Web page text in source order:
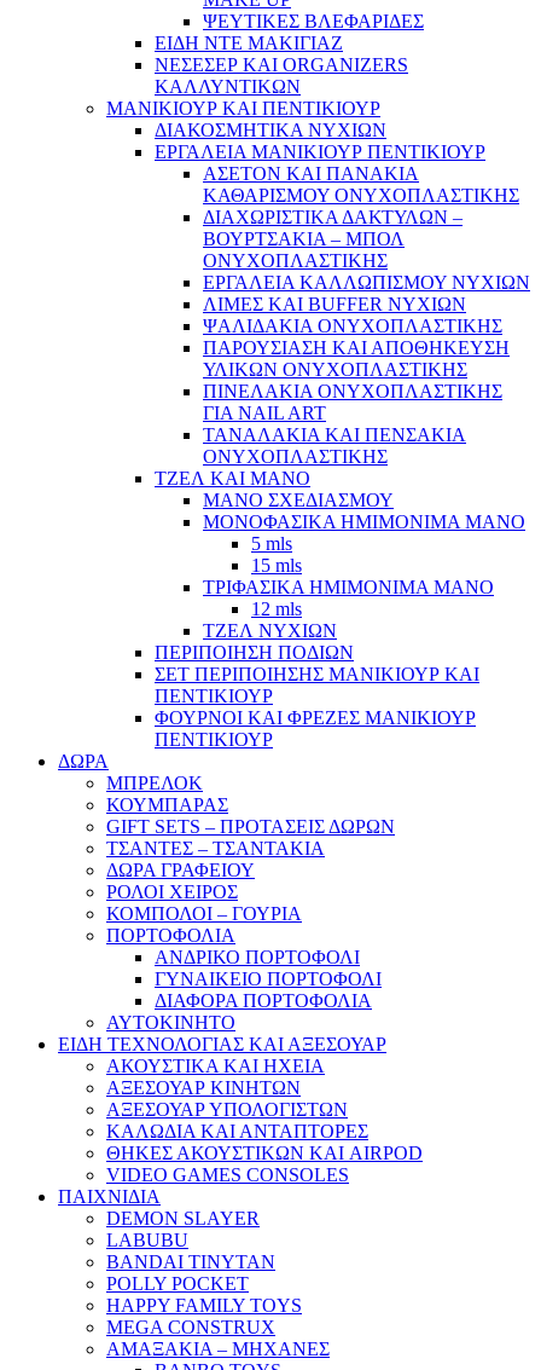
ΨΕΥΤΙΚΕΣ ΒΛΕΦΑΡΙΔΕΣ
ΕΙΔΗ ΝΤΕ ΜΑΚΙΓΙΑΖ
ΝΕΣΕΣΕΡ ΚΑΙ ORGANIZERS
ΚΑΛΛΥΝΤΙΚΩΝ
ΜΑΝΙΚΙΟΥΡ ΚΑΙ ΠΕΝΤΙΚΙΟΥΡ
ΔΙΑΚΟΣΜΗΤΙΚΑ ΝΥΧΙΩΝ
ΕΡΓΑΛΕΙΑ ΜΑΝΙΚΙΟΥΡ ΠΕΝΤΙΚΙΟΥΡ
ΑΣΕΤΟΝ ΚΑΙ ΠΑΝΑΚΙΑ
ΚΑΘΑΡΙΣΜΟΥ ΟΝΥΧΟΠΛΑΣΤΙΚΗΣ
ΔΙΑΧΩΡΙΣΤΙΚΑ ΔΑΚΤΥΛΩΝ –
ΒΟΥΡΤΣΑΚΙΑ – ΜΠΟΛ
ΟΝΥΧΟΠΛΑΣΤΙΚΗΣ
ΕΡΓΑΛΕΙΑ ΚΑΛΛΩΠΙΣΜΟΥ ΝΥΧΙΩΝ
ΛΙΜΕΣ ΚΑΙ BUFFER ΝΥΧΙΩΝ
ΨΑΛΙΔΑΚΙΑ ΟΝΥΧΟΠΛΑΣΤΙΚΗΣ
ΠΑΡΟΥΣΙΑΣΗ ΚΑΙ ΑΠΟΘΗΚΕΥΣΗ
ΥΛΙΚΩΝ ΟΝΥΧΟΠΛΑΣΤΙΚΗΣ
ΠΙΝΕΛΑΚΙΑ ΟΝΥΧΟΠΛΑΣΤΙΚΗΣ
ΓΙΑ NAIL ART
ΤΑΝΑΛΑΚΙΑ ΚΑΙ ΠΕΝΣΑΚΙΑ
ΟΝΥΧΟΠΛΑΣΤΙΚΗΣ
ΤΖΕΛ ΚΑΙ ΜΑΝΟ
ΜΑΝΟ ΣΧΕΔΙΑΣΜΟΥ
ΜΟΝΟΦΑΣΙΚΑ ΗΜΙΜΟΝΙΜΑ ΜΑΝΟ
5 mls
15 mls
ΤΡΙΦΑΣΙΚΑ ΗΜΙΜΟΝΙΜΑ ΜΑΝΟ
12 mls
ΤΖΕΛ ΝΥΧΙΩΝ
ΠΕΡΙΠΟΙΗΣΗ ΠΟΔΙΩΝ
ΣΕΤ ΠΕΡΙΠΟΙΗΣΗΣ ΜΑΝΙΚΙΟΥΡ ΚΑΙ
ΠΕΝΤΙΚΙΟΥΡ
ΦΟΥΡΝΟΙ ΚΑΙ ΦΡΕΖΕΣ ΜΑΝΙΚΙΟΥΡ
ΠΕΝΤΙΚΙΟΥΡ
ΔΩΡΑ
ΜΠΡΕΛΟΚ
ΚΟΥΜΠΑΡΑΣ
GIFT SETS – ΠΡΟΤΑΣΕΙΣ ΔΩΡΩΝ
ΤΣΑΝΤΕΣ – ΤΣΑΝΤΑΚΙΑ
ΔΩΡΑ ΓΡΑΦΕΙΟΥ
ΡΟΛΟΙ ΧΕΙΡΟΣ
ΚΟΜΠΟΛΟΙ – ΓΟΥΡΙΑ
ΠΟΡΤΟΦΟΛΙΑ
ΑΝΔΡΙΚΟ ΠΟΡΤΟΦΟΛΙ
ΓΥΝΑΙΚΕΙΟ ΠΟΡΤΟΦΟΛΙ
ΔΙΑΦΟΡΑ ΠΟΡΤΟΦΟΛΙΑ
ΑΥΤΟΚΙΝΗΤΟ
ΕΙΔΗ ΤΕΧΝΟΛΟΓΙΑΣ ΚΑΙ ΑΞΕΣΟΥΑΡ
ΑΚΟΥΣΤΙΚΑ ΚΑΙ ΗΧΕΙΑ
ΑΞΕΣΟΥΑΡ ΚΙΝΗΤΩΝ
ΑΞΕΣΟΥΑΡ ΥΠΟΛΟΓΙΣΤΩΝ
ΚΑΛΩΔΙΑ ΚΑΙ ΑΝΤΑΠΤΟΡΕΣ
ΘΗΚΕΣ ΑΚΟΥΣΤΙΚΩΝ ΚΑΙ AIRPOD
VIDEO GAMES CONSOLES
ΠΑΙΧΝΙΔΙΑ
DEMON SLAYER
LABUBU
BANDAI TINYTAN
POLLY POCKET
HAPPY FAMILY TOYS
MEGA CONSTRUX
ΑΜΑΞΑΚΙΑ – ΜΗΧΑΝΕΣ